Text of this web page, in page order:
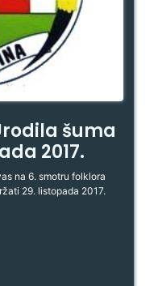
šuma
2017.
na 6. smotru folklora
29. listopada 2017.